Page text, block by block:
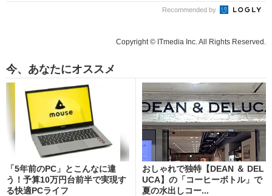
Recommended by
Copyright © ITmedia Inc. All Rights Reserved.
今、あなたにオススメ
「5年前のPC」とこんなに違
う！予算10万円台前半で実現す
る快適PCライフ
おしゃれで独特【DEAN ＆ DEL
UCA】の「コーヒーボトル」で
夏の水出しコー...